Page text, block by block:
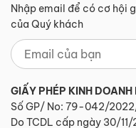
Nhập email để có cơ hội
của Quý khách
GIẤY PHÉP KINH
Số GP/ No: 79-042/
Do TCDL cấp ngày 30/